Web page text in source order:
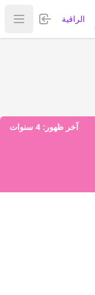
الراقية تسجيل
عرض
آخر ظهور: 4 سنوات